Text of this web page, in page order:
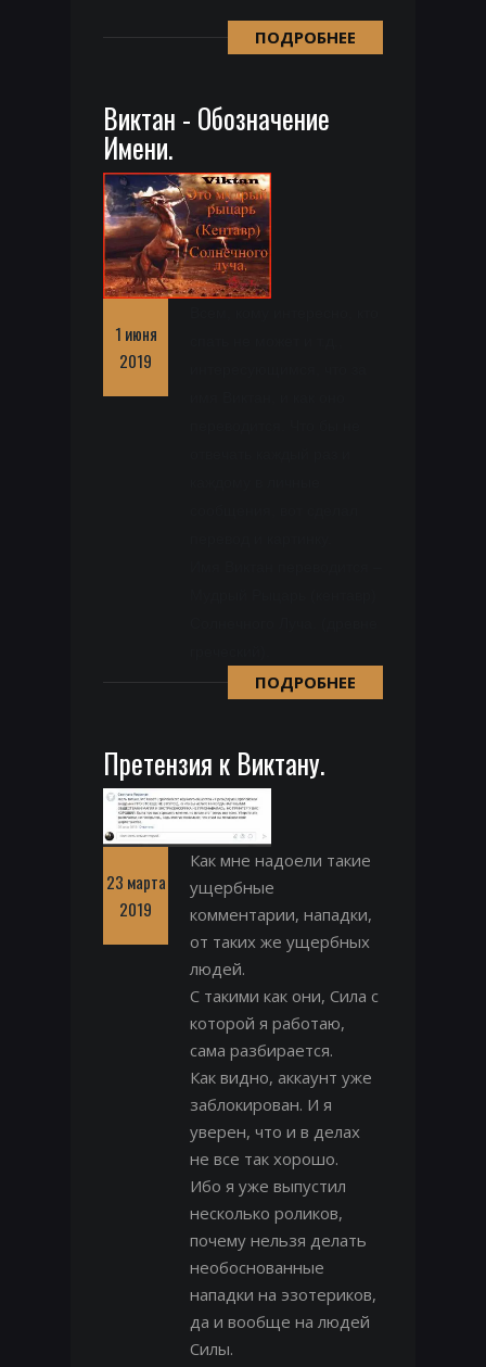
ПОДРОБНЕЕ
Виктан - Обозначение
Имени.
1 июня
2019
ПОДРОБНЕЕ
Претензия к Виктану.
23 марта
2019
Как мне надоели такие
ущербные
комментарии, нападки,
от таких же ущербных
людей.
С такими как они, Сила с
которой я работаю,
сама разбирается.
Как видно, аккаунт уже
заблокирован. И я
уверен, что и в делах
не все так хорошо.
Ибо я уже выпустил
несколько роликов,
почему нельзя делать
необоснованные
нападки на эзотериков,
да и вообще на людей
Силы.